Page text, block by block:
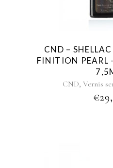
CND –
FINITION PEARL
CND, Vernis
€